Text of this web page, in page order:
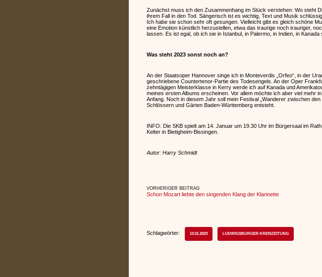
Zunächst muss ich den Zusammenhang im Stück verstehen: Wo steht
ihrem Fall in den Tod. Sängerisch ist es wichtig, Text und Musik
Ich habe sie schon sehr oft gesungen. Vielleicht gibt es gleich schöne
eine Emotion künstlich herzustellen, etwa das traurige noch trauriger,
lassen. Es ist egal, ob ich sie in Istanbul, in Palermo, in Indien, in
Was steht 2023 sonst noch an?
An der Staatsoper Hannover singe ich in Monteverdis „Orfeo“, in der
geschriebene Countertenor-Partie des Todesengels. An der Oper
zehntägigen Meisterklasse in Kerry werde ich auf Kanada und
meines ersten Albums erscheinen. Vor allem möchte ich aber viel mehr
Anfang. Noch in diesem Jahr soll mein Festival „Wanderer zwischen
Schlössern und Gärten Baden-Württemberg entsteht.
INFO: Die SKB spielt am 14. Januar um 19.30 Uhr im Bürgersaal im
Kelter in Bietigheim-Bissingen.
Autor: Harry Schmidt
VORHERIGER BEITRAG
Schon Mozart liebte den singenden Klang der Klarinette
Schlagwörter: 13.01.2023 LUDWIGSBURGER KREISZEITUNG